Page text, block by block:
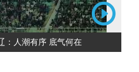
：人潮有序 底气何在